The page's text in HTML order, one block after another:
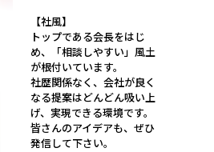
【社風】
トップである会長をはじ
め、「相談しやすい」風土
が根付いています。
社歴関係なく、会社が良く
なる提案はどんどん吸い上
げ、実現できる環境です。
皆さんのアイデアも、ぜひ
発信して下さい。